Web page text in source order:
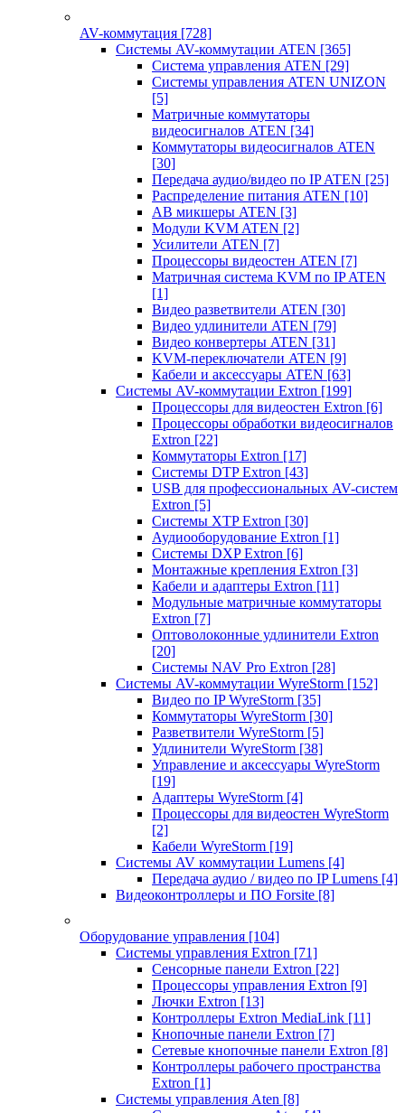
AV-коммутация [728]
Системы AV-коммутации ATEN [365]
Система управления ATEN [29]
Системы управления ATEN UNIZON
[5]
Матричные коммутаторы
видеосигналов ATEN [34]
Коммутаторы видеосигналов ATEN
[30]
Передача аудио/видео по IP ATEN [25]
Распределение питания ATEN [10]
АВ микшеры ATEN [3]
Модули KVM ATEN [2]
Усилители ATEN [7]
Процессоры видеостен ATEN [7]
Матричная система KVM по IP ATEN
[1]
Видео разветвители ATEN [30]
Видео удлинители ATEN [79]
Видео конвертеры ATEN [31]
KVM-переключатели ATEN [9]
Кабели и аксессуары ATEN [63]
Системы AV-коммутации Extron [199]
Процессоры для видеостен Extron [6]
Процессоры обработки видеосигналов
Extron [22]
Коммутаторы Extron [17]
Системы DTP Extron [43]
USB для профессиональных AV-систем
Extron [5]
Системы XTP Extron [30]
Аудиооборудование Extron [1]
Системы DXP Extron [6]
Монтажные крепления Extron [3]
Кабели и адаптеры Extron [11]
Модульные матричные коммутаторы
Extron [7]
Оптоволоконные удлинители Extron
[20]
Системы NAV Pro Extron [28]
Системы AV-коммутации WyreStorm [152]
Видео по IP WyreStorm [35]
Коммутаторы WyreStorm [30]
Разветвители WyreStorm [5]
Удлинители WyreStorm [38]
Управление и аксессуары WyreStorm
[19]
Адаптеры WyreStorm [4]
Процессоры для видеостен WyreStorm
[2]
Кабели WyreStorm [19]
Системы AV коммутации Lumens [4]
Передача аудио / видео по IP Lumens [4]
Видеоконтроллеры и ПО Forsite [8]
Оборудование управления [104]
Системы управления Extron [71]
Сенсорные панели Extron [22]
Процессоры управления Extron [9]
Лючки Extron [13]
Контроллеры Extron MediaLink [11]
Кнопочные панели Extron [7]
Сетевые кнопочные панели Extron [8]
Контроллеры рабочего пространства
Extron [1]
Системы управления Aten [8]